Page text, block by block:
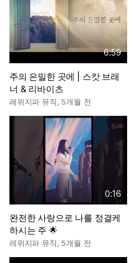
6:59
주의 은밀한 곳에 | 스캇 브래
너 & 리바이츠
레위지파 뮤직, 5개월 전
0:16
완전한 사랑으로 나를 정결케
하시는 주 🌟
레위지파 뮤직, 5개월 전